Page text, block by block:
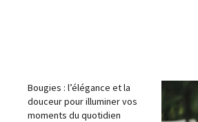
Bougies : l’élégance et la
douceur pour illuminer vos
moments du quotidien